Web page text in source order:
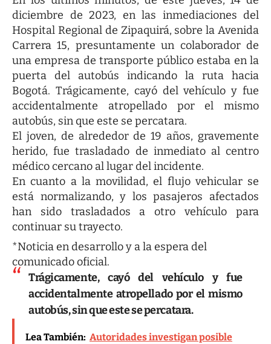
diciembre de 2023, en las inmediaciones del
Hospital Regional de Zipaquirá, sobre la Avenida
Carrera 15, presuntamente un colaborador de
una empresa de transporte público estaba en la
puerta del autobús indicando la ruta hacia
Bogotá. Trágicamente, cayó del vehículo y fue
accidentalmente atropellado por el mismo
autobús, sin que este se percatara.
El joven, de alrededor de 19 años, gravemente
herido, fue trasladado de inmediato al centro
médico cercano al lugar del incidente.
En cuanto a la movilidad, el flujo vehicular se
está normalizando, y los pasajeros afectados
han sido trasladados a otro vehículo para
continuar su trayecto.
*Noticia en desarrollo y a la espera del
comunicado oficial.
Trágicamente, cayó del vehículo y fue
accidentalmente atropellado por el mismo
autobús, sin que este se percatara.
Lea También: Autoridades investigan posible